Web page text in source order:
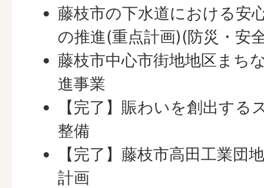
藤枝市の下水道における安
の推進(重点計画)(防災・安
藤枝市中心市街地地区まち
進事業
【完了】賑わいを創出する
整備
【完了】藤枝市高田工業団
計画